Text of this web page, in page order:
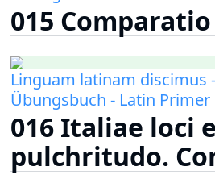
015 Comparatio
Linguam latinam discimus
Übungsbuch - Latin Primer
016 Italiae loci
pulchritudo.